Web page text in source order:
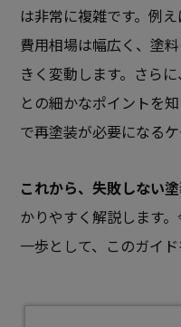
は非常に複雑です。例
費用相場は幅広く、塗
きく変動します。さら
との細かなポイントを
で再塗装が必要になる
これから、失敗しない
かりやすく解説します
一歩として、このガイ